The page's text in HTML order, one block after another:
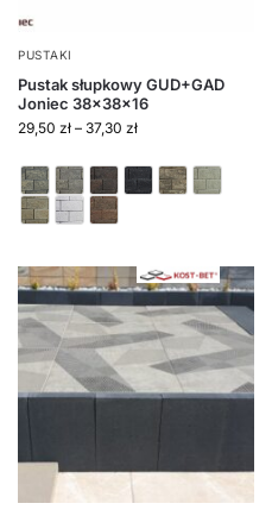
PUSTAKI
Pustak słupkowy GUD+GAD
Joniec 38x38x16
29,50 zł – 37,30 zł